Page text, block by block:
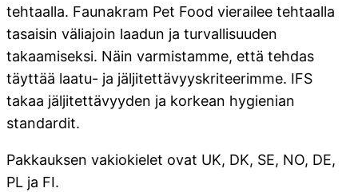
tehtaalla. Faunakram Pet Food vierailee tehtaalla
tasaisin väliajoin laadun ja turvallisuuden
takaamiseksi. Näin varmistamme, että tehdas
täyttää laatu- ja jäljitettävyyskriteerimme. IFS
takaa jäljitettävyyden ja korkean hygienian
standardit.
Pakkauksen vakiokielet ovat UK, DK, SE, NO, DE,
PL ja FI.